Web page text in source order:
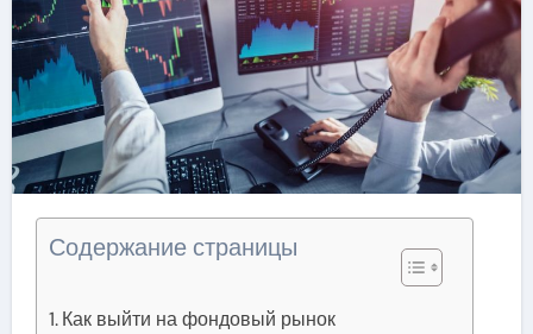
Содержание страницы
Как выйти на фондовый рынок